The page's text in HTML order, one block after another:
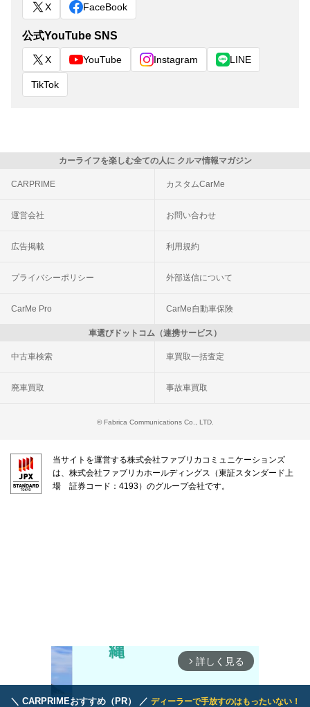
＼ CARPRIMEおすすめ（PR） ／ ディーラーで手放すのはもったいない！
X FaceBook
公式YouTube SNS
X YouTube Instagram LINE
TikTok
カーライフを楽しむ全ての人に クルマ情報マガジン
CARPRIME カスタムCarMe
運営会社 お問い合わせ
広告掲載 利用規約
プライバシーポリシー 外部送信について
CarMe Pro CarMe自動車保険
車選びドットコム（連携サービス）
中古車検索 車買取一括査定
廃車買取 事故車買取
© Fabrica Communications Co., LTD.
当サイトを運営する株式会社ファブリカコミュニケーションズ
は、株式会社ファブリカホールディングス（東証スタンダード上
場 証券コード：4193）のグループ会社です。
arrow_forward_ios 詳しく見る